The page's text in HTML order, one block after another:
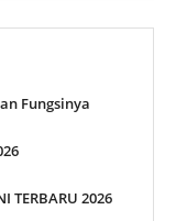
Fungsinya
TERBARU 2026